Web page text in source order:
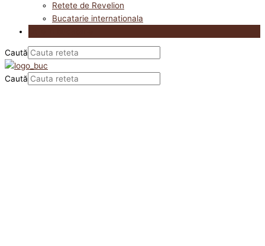
Retete de Revelion
Bucatarie internationala
Caută
Caută